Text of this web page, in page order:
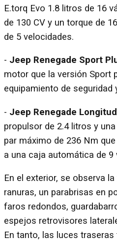
E.torq Evo 1.8 litros de 16
de 130 CV y un torque de
de 5 velocidades.
- Jeep Renegade Sport
motor que la versión Sport
equipamiento de seguridad
- Jeep Renegade
propulsor de 2.4 litros y
par máximo de 236 Nm
a una caja automática de 9
En el exterior, se observa
ranuras, un parabrisas en
faros redondos,
espejos retrovisores
En tanto, las luces